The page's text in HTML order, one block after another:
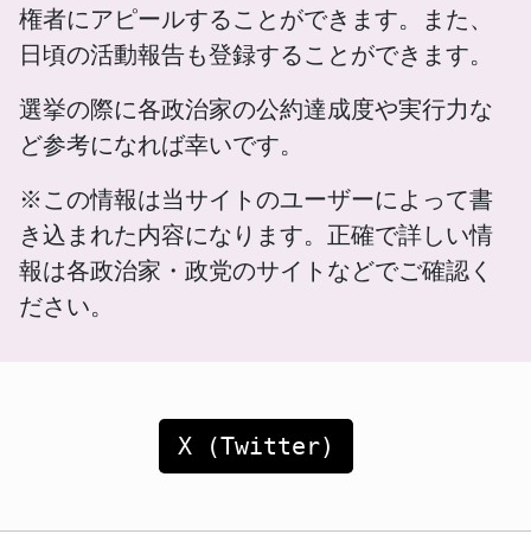
権者にアピールすることができます。また、
日頃の活動報告も登録することができます。
選挙の際に各政治家の公約達成度や実行力な
ど参考になれば幸いです。
※この情報は当サイトのユーザーによって書
き込まれた内容になります。正確で詳しい情
報は各政治家・政党のサイトなどでご確認く
ださい。
X (Twitter)